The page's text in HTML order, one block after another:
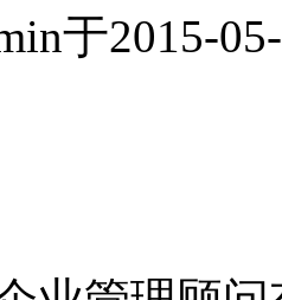
于2015-